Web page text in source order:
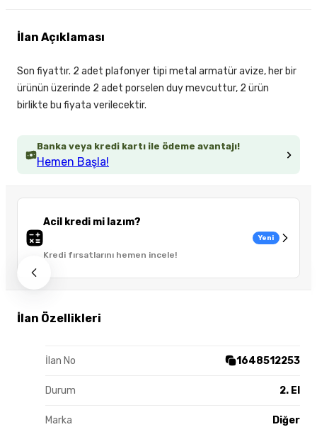
Banka veya kredi kartı ile ödeme avantajı!
Hemen Başla!
Acil kredi mi lazım?
Kredi fırsatlarını hemen incele!
Yeni
İlan Özellikleri
İlan No 1648512253
Durum 2. El
Marka Diğer
İlan Açıklaması
Son fiyattır. 2 adet plafonyer tipi metal armatür avize, her bir
ürünün üzerinde 2 adet porselen duy mevcuttur, 2 ürün
birlikte bu fiyata verilecektir.